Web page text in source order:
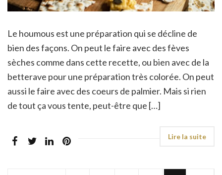
Le houmous est une préparation qui se décline de
bien des façons. On peut le faire avec des fèves
sèches comme dans cette recette, ou bien avec de la
betterave pour une préparation très colorée. On peut
aussi le faire avec des coeurs de palmier. Mais si rien
de tout ça vous tente, peut-être que […]